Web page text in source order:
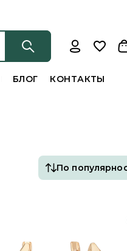
БЛОГ КОНТАКТЫ
По